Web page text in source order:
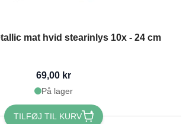
mat hvid stearinlys 10x - 24 cm
69,00 kr
På lager
TILFØJ TIL KURV